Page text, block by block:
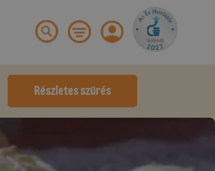
Részletes szűrés